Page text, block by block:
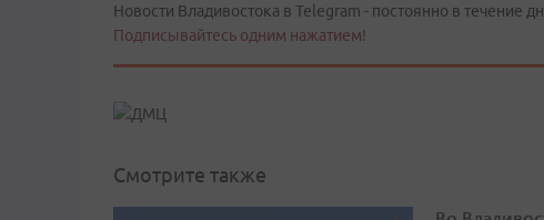
Новости Владивостока в Telegram - постоянно в течение
Подписывайтесь одним нажатием!
Смотрите также